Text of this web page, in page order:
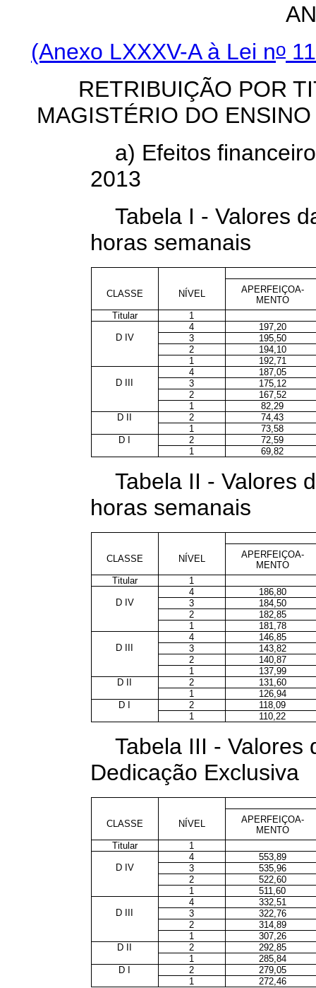
(Anexo LXXXV-A à Lei no
RETRIBUIÇÃO POR
MAGISTÉRIO DO
a) Efeitos
2013
Tabela I - Valores
horas semanais
CLASSE NÍVEL
APERFEIÇOA-
MENTO
Titular
1
4
197,20
D IV
3
195,50
2
194,10
1
192,71
4
187,05
D III
3
175,12
2
167,52
1
82,29
D II
2
74,43
1
73,58
D I
2
72,59
1
69,82
Tabela II - Valores
horas semanais
CLASSE NÍVEL
APERFEIÇOA-
MENTO
Titular
1
4
186,80
D IV
3
184,50
2
182,85
1
181,78
4
146,85
D III
3
143,82
2
140,87
1
137,99
D II
2
131,60
1
126,94
D I
2
118,09
1
110,22
Tabela III - Valores
Dedicação Exclusiva
CLASSE NÍVEL
APERFEIÇOA-
MENTO
Titular
1
4
553,89
D IV
3
535,96
2
522,60
1
511,60
4
332,51
D III
3
322,76
2
314,89
1
307,26
D II
2
292,85
1
285,84
D I
2
279,05
1
272,46